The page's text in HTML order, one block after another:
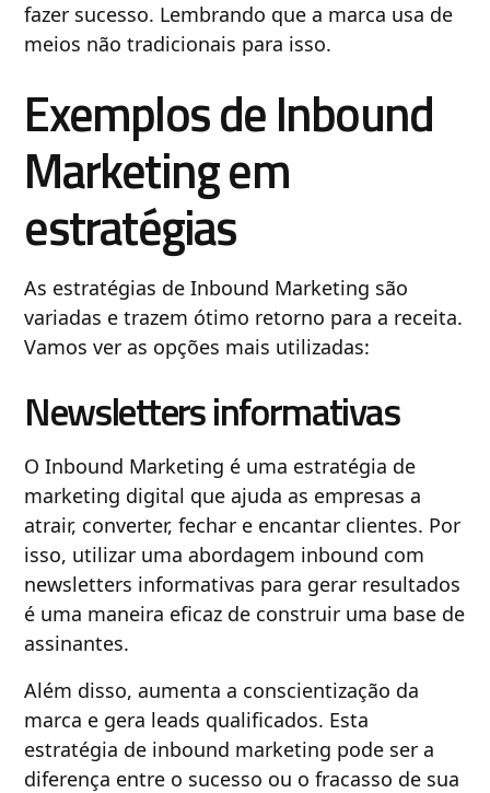
fazer sucesso. Lembrando que a marca usa de
meios não tradicionais para isso.
Exemplos de Inbound
Marketing em
estratégias
As estratégias de Inbound Marketing são
variadas e trazem ótimo retorno para a receita.
Vamos ver as opções mais utilizadas:
Newsletters informativas
O Inbound Marketing é uma estratégia de
marketing digital que ajuda as empresas a
atrair, converter, fechar e encantar clientes. Por
isso, utilizar uma abordagem inbound com
newsletters informativas para gerar resultados
é uma maneira eficaz de construir uma base de
assinantes.
Além disso, aumenta a conscientização da
marca e gera leads qualificados. Esta
estratégia de inbound marketing pode ser a
diferença entre o sucesso ou o fracasso de sua